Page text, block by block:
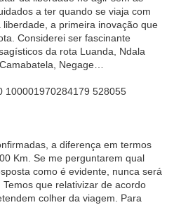
a ter quando se viaja com
a primeira inovação que
Considerei ser fascinante
da rota Luanda, Ndala
Negage…
a diferença em termos
Km. Se me perguntarem qual
como é evidente, nunca será
que relativizar de acordo
colher da viagem. Para